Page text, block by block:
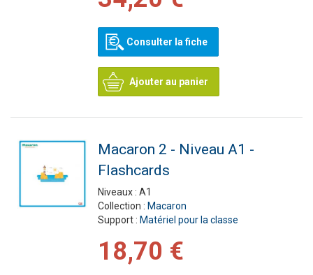
Consulter la fiche
Ajouter au panier
Macaron 2 - Niveau A1 -
Flashcards
Niveaux : A1
Collection : Macaron
Support : Matériel pour la classe
18,70 €